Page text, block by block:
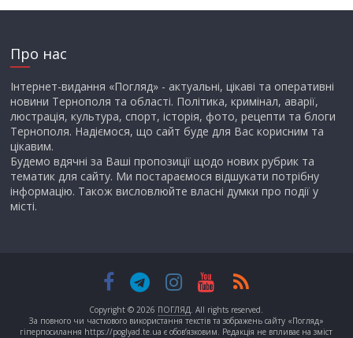
Про нас
Інтернет-видання «Погляд» - актуальні, цікаві та оперативні
новини Тернополя та області. Політика, кримінал, аварії,
люстрація, культура, спорт, історія, фото, рецепти та блоги
Тернополя. Надіємося, що сайт буде для Вас корисним та
цікавим.
Будемо вдячні за Ваші пропозиції щодо нових рубрик та
тематик для сайту. Ми постараємося відшукати потрібну
інформацію. Також висловлюйте власні думки про події у
місті.
Copyright © 2026 ПОГЛЯД. All rights reserved.
За повного чи часткового використання текстів та зображень сайту «Погляд»
гіперпосилання https://poglyad.te.ua є обов’язковим. Редакція не впливає на зміст